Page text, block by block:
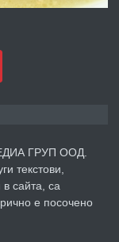
преди 1 година
ГРУП ООД.
текстови,
сайта, са
е посочено